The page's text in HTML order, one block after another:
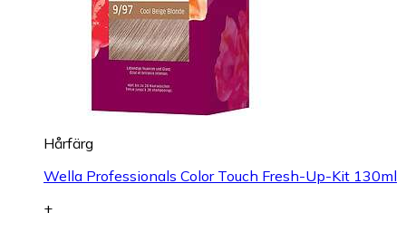
Hårfärg
Wella Professionals Color Touch Fresh-Up-Kit 130ml
+